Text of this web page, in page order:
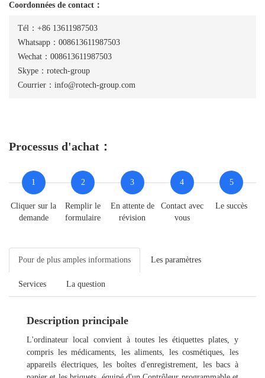
Coordonnées de contact：
Tél：+86 13611987503
Whatsapp：008613611987503
Wechat：008613611987503
Skype：rotech-group
Courrier：info@rotech-group.com
Processus d'achat：
1
Cliquer sur la
demande
2
Remplir le
formulaire
3
En attente de
révision
4
Contact avec
vous
5
Le succès
Pour de plus amples informations Les paramètres
Services La question
Description principale
L'ordinateur local convient à toutes les étiquettes plates, y
compris les médicaments, les aliments, les cosmétiques, les
appareils électriques, les boîtes d'enregistrement, les bacs à